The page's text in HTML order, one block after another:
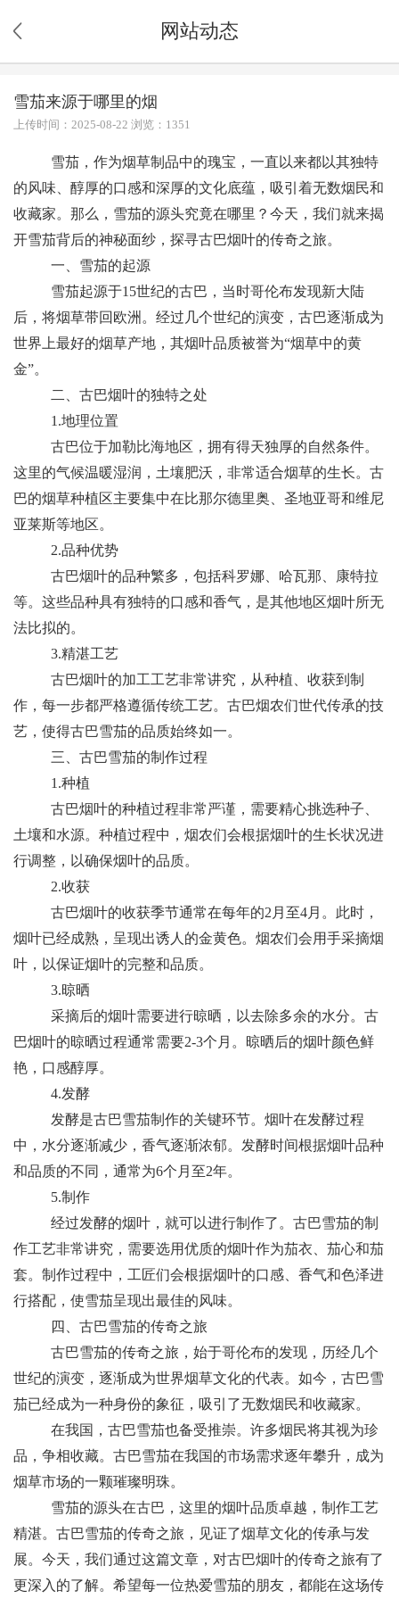
网站动态
雪茄来源于哪里的烟
上传时间：2025-08-22 浏览：1351
雪茄，作为烟草制品中的瑰宝，一直以来都以其独特
的风味、醇厚的口感和深厚的文化底蕴，吸引着无数烟民和
收藏家。那么，雪茄的源头究竟在哪里？今天，我们就来揭
开雪茄背后的神秘面纱，探寻古巴烟叶的传奇之旅。
一、雪茄的起源
雪茄起源于15世纪的古巴，当时哥伦布发现新大陆
后，将烟草带回欧洲。经过几个世纪的演变，古巴逐渐成为
世界上最好的烟草产地，其烟叶品质被誉为“烟草中的黄
金”。
二、古巴烟叶的独特之处
1.地理位置
古巴位于加勒比海地区，拥有得天独厚的自然条件。
这里的气候温暖湿润，土壤肥沃，非常适合烟草的生长。古
巴的烟草种植区主要集中在比那尔德里奥、圣地亚哥和维尼
亚莱斯等地区。
2.品种优势
古巴烟叶的品种繁多，包括科罗娜、哈瓦那、康特拉
等。这些品种具有独特的口感和香气，是其他地区烟叶所无
法比拟的。
3.精湛工艺
古巴烟叶的加工工艺非常讲究，从种植、收获到制
作，每一步都严格遵循传统工艺。古巴烟农们世代传承的技
艺，使得古巴雪茄的品质始终如一。
三、古巴雪茄的制作过程
1.种植
古巴烟叶的种植过程非常严谨，需要精心挑选种子、
土壤和水源。种植过程中，烟农们会根据烟叶的生长状况进
行调整，以确保烟叶的品质。
2.收获
古巴烟叶的收获季节通常在每年的2月至4月。此时，
烟叶已经成熟，呈现出诱人的金黄色。烟农们会用手采摘烟
叶，以保证烟叶的完整和品质。
3.晾晒
采摘后的烟叶需要进行晾晒，以去除多余的水分。古
巴烟叶的晾晒过程通常需要2-3个月。晾晒后的烟叶颜色鲜
艳，口感醇厚。
4.发酵
发酵是古巴雪茄制作的关键环节。烟叶在发酵过程
中，水分逐渐减少，香气逐渐浓郁。发酵时间根据烟叶品种
和品质的不同，通常为6个月至2年。
5.制作
经过发酵的烟叶，就可以进行制作了。古巴雪茄的制
作工艺非常讲究，需要选用优质的烟叶作为茄衣、茄心和茄
套。制作过程中，工匠们会根据烟叶的口感、香气和色泽进
行搭配，使雪茄呈现出最佳的风味。
四、古巴雪茄的传奇之旅
古巴雪茄的传奇之旅，始于哥伦布的发现，历经几个
世纪的演变，逐渐成为世界烟草文化的代表。如今，古巴雪
茄已经成为一种身份的象征，吸引了无数烟民和收藏家。
在我国，古巴雪茄也备受推崇。许多烟民将其视为珍
品，争相收藏。古巴雪茄在我国的市场需求逐年攀升，成为
烟草市场的一颗璀璨明珠。
雪茄的源头在古巴，这里的烟叶品质卓越，制作工艺
精湛。古巴雪茄的传奇之旅，见证了烟草文化的传承与发
展。今天，我们通过这篇文章，对古巴烟叶的传奇之旅有了
更深入的了解。希望每一位热爱雪茄的朋友，都能在这场传